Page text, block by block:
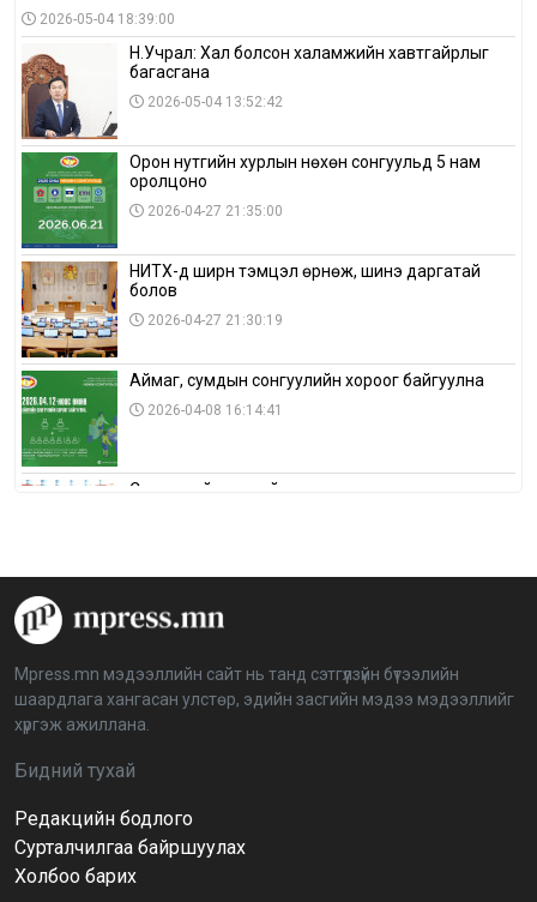
2026-05-04 18:39:00
Н.Учрал: Хал болсон халамжийн хавтгайрлыг
багасгана
2026-05-04 13:52:42
Орон нутгийн хурлын нөхөн сонгуульд 5 нам
оролцоно
2026-04-27 21:35:00
НИТХ-д ширүүн тэмцэл өрнөж, шинэ даргатай
болов
2026-04-27 21:30:19
Аймаг, сумдын сонгуулийн хороог байгуулна
2026-04-08 16:14:41
Сонгуулийн хуулийн зөрчил, шалгах,
аймагт үргэлжилж байна
BTS-ийн тоглолтыг Netflix дэлхий даяар шууд
дамжуулна
Иргэдийн төлөөлөгчдийн хурлын 2026 оны
нөхөн сонгууль 6 дугаар сарын 21-нд болно
Mpress.mn мэдээллийн сайт нь танд сэтгүүлзүйн бүтээлийн
шаардлага хангасан улстөр, эдийн засгийн мэдээ мэдээллийг
хүргэж ажиллана.
Бидний тухай
Редакцийн бодлого
Сурталчилгаа байршуулах
Холбоо барих